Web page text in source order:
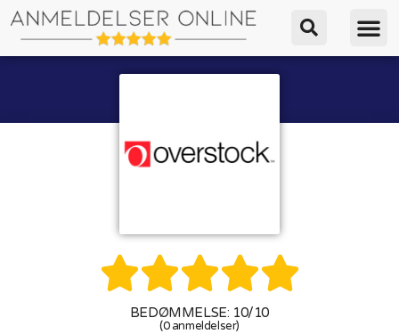

BEDØMMELSE: 10/10
(0 anmeldelser)